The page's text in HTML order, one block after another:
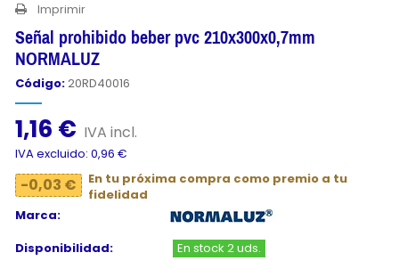
Imprimir
Señal prohibido beber pvc 210x300x0,7mm
NORMALUZ
Código:20RD40016
1,16 € IVA incl.
IVA excluido: 0,96 €
-0,03 €
En tu próxima compra como premio a tu
fidelidad
Marca:
Disponibilidad:
En stock 2 uds.